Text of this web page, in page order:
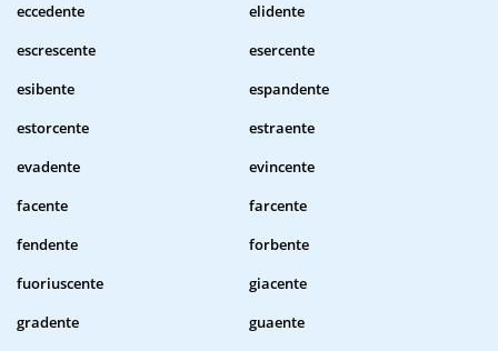
eccedente
elidente
escrescente
esercente
esibente
espandente
estorcente
estraente
evadente
evincente
facente
farcente
fendente
forbente
fuoriuscente
giacente
gradente
guaente